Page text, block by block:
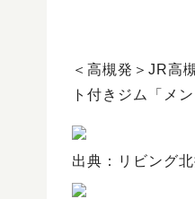
＜高槻発＞JR高
ト付きジム「メ
出典：リビング